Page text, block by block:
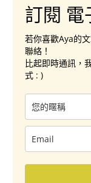
訂閱 電
若你喜歡Aya的
聯絡！
比起即時通訊，
式 : )